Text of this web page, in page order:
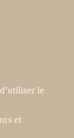
le
et